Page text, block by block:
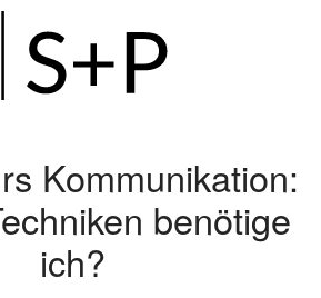
Kommunikation:
benötige
ich?